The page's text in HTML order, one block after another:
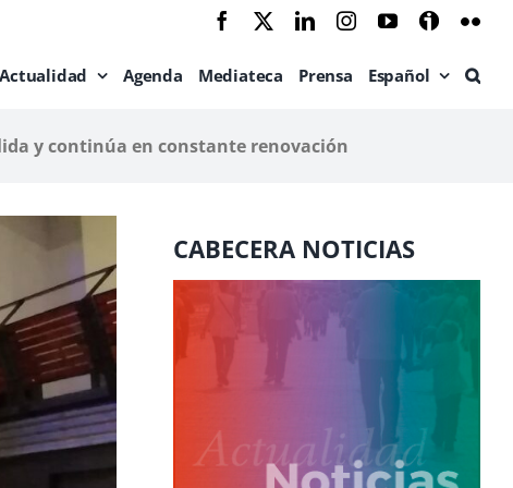
Facebook LinkedInInstagramYouTube
Ivoox
Actualidad Agenda Mediateca Prensa Español
y continúa en constante renovación
CABECERA NOTICIAS